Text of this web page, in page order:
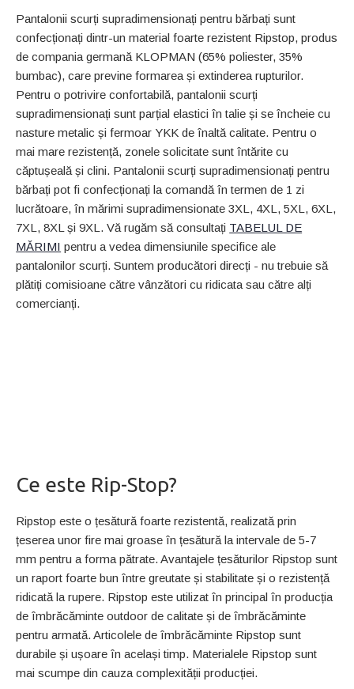
Pantalonii scurți supradimensionați pentru bărbați sunt
confecționați dintr-un material foarte rezistent Ripstop, produs
de compania germană KLOPMAN (65% poliester, 35%
bumbac), care previne formarea și extinderea rupturilor.
Pentru o potrivire confortabilă, pantalonii scurți
supradimensionați sunt parțial elastici în talie și se încheie cu
nasture metalic și fermoar YKK de înaltă calitate. Pentru o
mai mare rezistență, zonele solicitate sunt întărite cu
căptușeală și clini. Pantalonii scurți supradimensionați pentru
bărbați pot fi confecționați la comandă în termen de 1 zi
lucrătoare, în mărimi supradimensionate 3XL, 4XL, 5XL, 6XL,
7XL, 8XL și 9XL. Vă rugăm să consultați TABELUL DE
MĂRIMI pentru a vedea dimensiunile specifice ale
pantalonilor scurți. Suntem producători direcți - nu trebuie să
plătiți comisioane către vânzători cu ridicata sau către alți
comercianți.
Ce este Rip-Stop?
Ripstop este o țesătură foarte rezistentă, realizată prin
țeserea unor fire mai groase în țesătură la intervale de 5-7
mm pentru a forma pătrate. Avantajele țesăturilor Ripstop sunt
un raport foarte bun între greutate și stabilitate și o rezistență
ridicată la rupere. Ripstop este utilizat în principal în producția
de îmbrăcăminte outdoor de calitate și de îmbrăcăminte
pentru armată. Articolele de îmbrăcăminte Ripstop sunt
durabile și ușoare în același timp. Materialele Ripstop sunt
mai scumpe din cauza complexității producției.